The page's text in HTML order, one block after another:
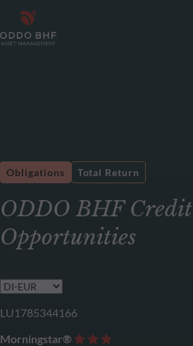
ODDO BHF Credit
Opportunities
Obligations Total Return
LU1785344166
Morningstar®